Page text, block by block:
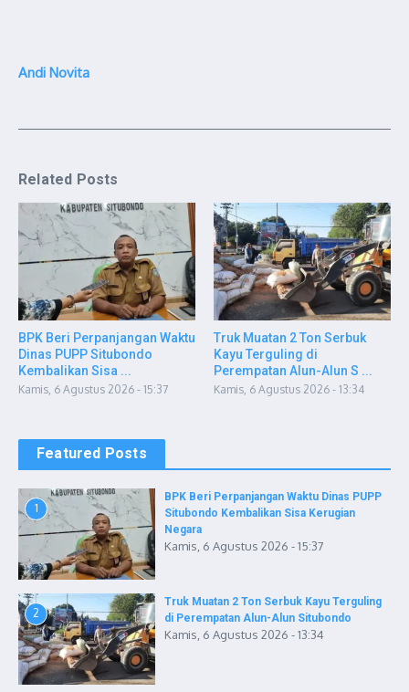
Andi Novita
Related Posts
BPK Beri Perpanjangan Waktu
Dinas PUPP Situbondo
Kembalikan Sisa ...
Kamis, 6 Agustus 2026 - 15:37
Truk Muatan 2 Ton Serbuk
Kayu Terguling di
Perempatan Alun-Alun S ...
Kamis, 6 Agustus 2026 - 13:34
Featured Posts
1
BPK Beri Perpanjangan Waktu Dinas PUPP
Situbondo Kembalikan Sisa Kerugian
Negara
Kamis, 6 Agustus 2026 - 15:37
2
Truk Muatan 2 Ton Serbuk Kayu Terguling
di Perempatan Alun-Alun Situbondo
Kamis, 6 Agustus 2026 - 13:34